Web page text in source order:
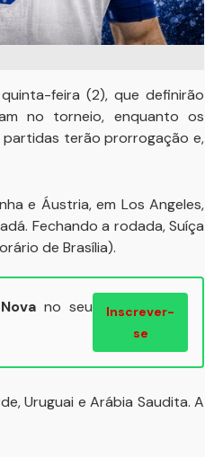
feira (2), que definirão
no torneio, enquanto os
partidas terão prorrogação e,
e Áustria, em Los Angeles,
Fechando a rodada, Suíça
de Brasília).
no seu
Inscrever-
se
Uruguai e Arábia Saudita. A